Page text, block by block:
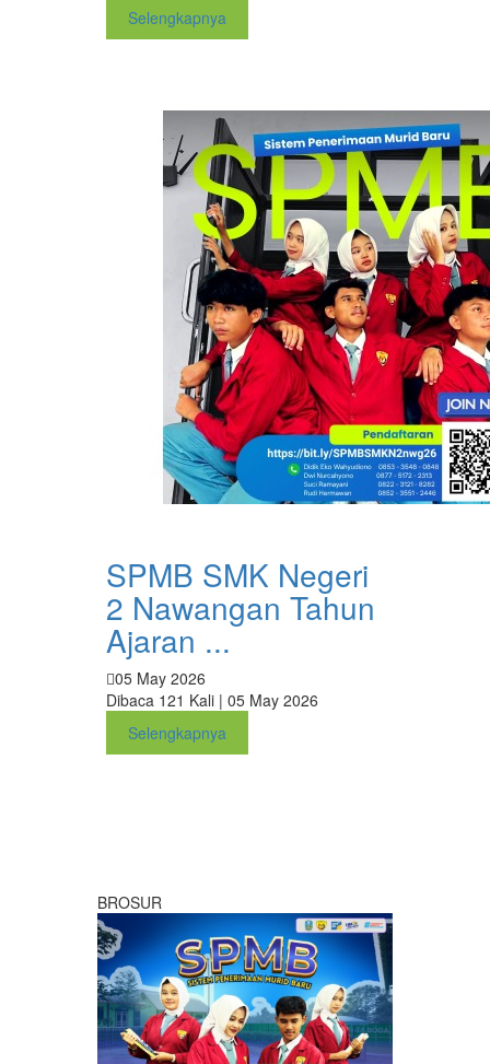
Selengkapnya
SPMB SMK Negeri
2 Nawangan Tahun
Ajaran ...
05 May 2026
Dibaca 121 Kali | 05 May 2026
Selengkapnya
BROSUR